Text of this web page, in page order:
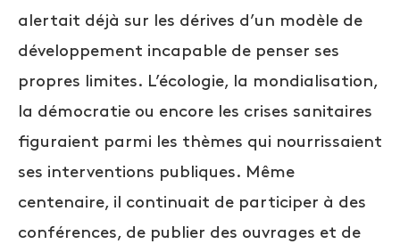
alertait déjà sur les dérives d’un modèle de
développement incapable de penser ses
propres limites. L’écologie, la mondialisation,
la démocratie ou encore les crises sanitaires
figuraient parmi les thèmes qui nourrissaient
ses interventions publiques. Même
centenaire, il continuait de participer à des
conférences, de publier des ouvrages et de